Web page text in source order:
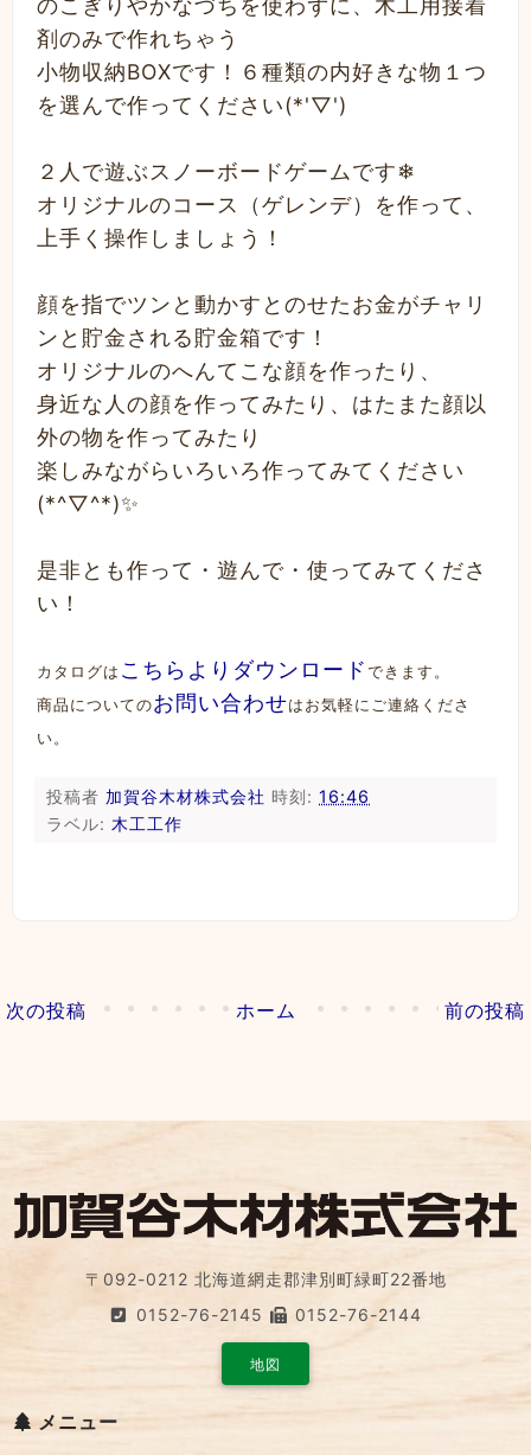
のこぎりやかなづちを使わずに、木工用接着
剤のみで作れちゃう
小物収納BOXです！６種類の内好きな物１つ
を選んで作ってください(*'▽')
２人で遊ぶスノーボードゲームです❄
オリジナルのコース（ゲレンデ）を作って、
上手く操作しましょう！
顔を指でツンと動かすとのせたお金がチャリ
ンと貯金される貯金箱です！
オリジナルのへんてこな顔を作ったり、
身近な人の顔を作ってみたり、はたまた顔以
外の物を作ってみたり
楽しみながらいろいろ作ってみてください
(*^▽^*)✨
是非とも作って・遊んで・使ってみてくださ
い！
カタログは こちらよりダウンロードできます。
商品についてのお問い合わせはお気軽にご連絡くださ
い。
投稿者 加賀谷木材株式会社 時刻: 16:46
ラベル: 木工工作
次の投稿 前の投稿
ホーム
〒092-0212 北海道網走郡津別町緑町22番地
0152-76-2145
0152-76-2144
地図
メニュー